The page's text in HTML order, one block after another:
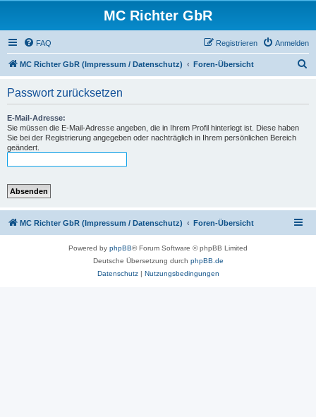
MC Richter GbR
FAQ Anmelden
Registrieren
MC Richter GbR (Impressum / Datenschutz) Foren-Übersicht
Passwort zurücksetzen
E-Mail-Adresse:
Sie müssen die E-Mail-Adresse angeben, die in Ihrem Profil hinterlegt ist. Diese haben
Sie bei der Registrierung angegeben oder nachträglich in Ihrem persönlichen Bereich
geändert.
MC Richter GbR (Impressum / Datenschutz) Foren-Übersicht
Powered by phpBB® Forum Software © phpBB Limited
Deutsche Übersetzung durch phpBB.de
Datenschutz| Nutzungsbedingungen